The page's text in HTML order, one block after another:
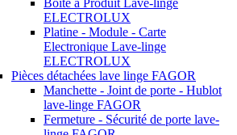
ELECTROLUX
Platine - Module - Carte
Electronique Lave-linge
ELECTROLUX
Pièces détachées lave linge FAGOR
Manchette - Joint de porte - Hublot
lave-linge FAGOR
Fermeture - Sécurité de porte lave-